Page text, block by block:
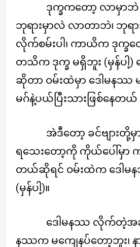
ဒုက္ခကတော့ လာမှာဘဲ
ဘုရားမှာလဲ လာတာဘဲ၊ ဘုရ
လိုက်စမ်းပါ၊ ကာယိက ဒုက္ခ
တသိက ဒုက္ခ မရှိဘူး (မှန်ပါ့
ဆိုတာ ဝမ်းထဲမှာ ဒေါမနဿ
မဂ်နဲ့ပယ်ပြီးသားဖြစ်နေတယ်
အဲဒီတော့ ခင်ဗျားတို့
ရသေးတော့ကို ကိုယ်ပေါ်မှာ
တယ်ဆိုရင် ဝမ်းထဲက ဒေါ
(မှန်ပါ့)။
ဒေါမနဿ လိုက်တဲ့အခ
နဿက မကျေနပ်တော့ဘူး၊ န